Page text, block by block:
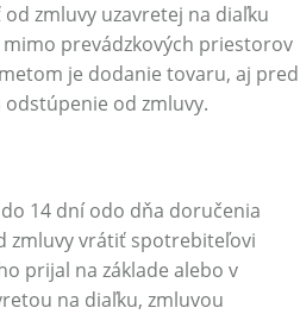
zmluvy uzavretej na diaľku
prevádzkových priestorov
je dodanie tovaru, aj pred
od zmluvy.
14 dní odo dňa doručenia
zmluvy vrátiť spotrebiteľovi
prijal na základe alebo v
na diaľku, zmluvou